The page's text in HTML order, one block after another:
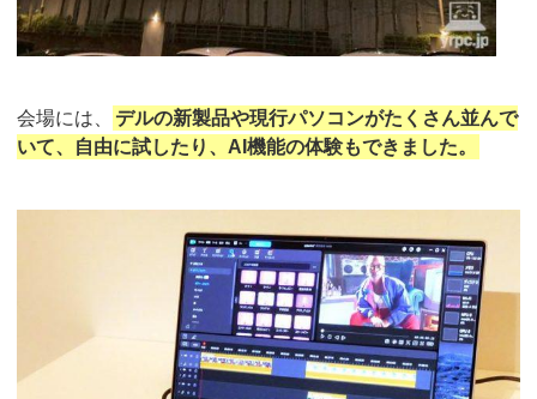
会場には、
デルの新製品や現行パソコンがたくさん並んで
いて、自由に試したり、AI機能の体験もできました。